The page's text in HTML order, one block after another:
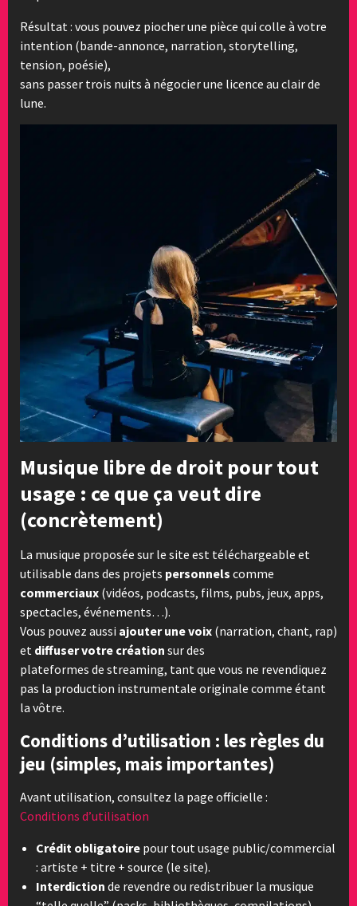
Résultat : vous pouvez piocher une pièce qui colle à votre
intention (bande-annonce, narration, storytelling,
tension, poésie),
sans passer trois nuits à négocier une licence au clair de
lune.
Musique libre de droit pour tout
usage : ce que ça veut dire
(concrètement)
La musique proposée sur le site est téléchargeable et
utilisable dans des projets personnels comme
commerciaux (vidéos, podcasts, films, pubs, jeux, apps,
spectacles, événements…).
Vous pouvez aussi ajouter une voix (narration, chant, rap)
et diffuser votre création sur des
plateformes de streaming, tant que vous ne revendiquez
pas la production instrumentale originale comme étant
la vôtre.
Conditions d’utilisation : les règles du
jeu (simples, mais importantes)
Avant utilisation, consultez la page officielle :
Conditions d’utilisation
Crédit obligatoire pour tout usage public/commercial
: artiste + titre + source (le site).
Interdiction de revendre ou redistribuer la musique